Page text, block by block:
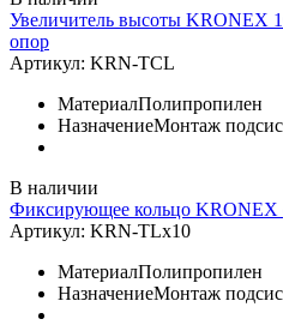
Увеличитель высоты KRONEX
опор
Артикул: KRN-TCL
МатериалПолипропилен
НазначениеМонтаж
В наличии
Фиксирующее кольцо KRONEX
Артикул: KRN-TLx10
МатериалПолипропилен
НазначениеМонтаж